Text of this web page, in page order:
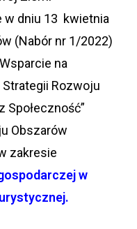
w dniu 13 kwietnia
(Nabór nr 1/2022)
na
Rozwoju
Społeczność”
Obszarów
zakresie
w